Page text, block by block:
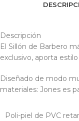
Descripción
El Sillón de Barbero
exclusivo, aporta
Diseñado de modo
materiales: Jones es
Poli-piel de PVC